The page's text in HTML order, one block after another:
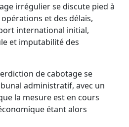
irrégulier se discute pied à
et des délais,
international initial,
et imputabilité des
de cabotage se
administratif, avec un
la mesure est en cours
étant alors